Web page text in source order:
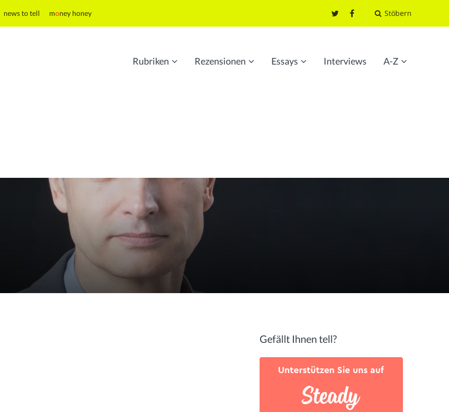
news to tell money honey Stöbern
Rubriken Rezensionen Essays Interviews A-Z
Gefällt Ihnen tell?